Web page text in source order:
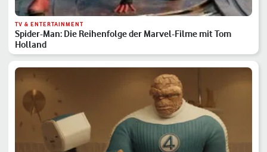
TV & ENTERTAINMENT
Spider-Man: Die Reihenfolge der Marvel-Filme mit Tom
Holland